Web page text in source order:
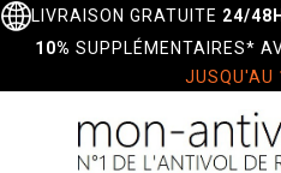
LIVRAISON GRATUITE 24/48H
10% SUPPLÉMENTAIRES*
JUSQU'AU